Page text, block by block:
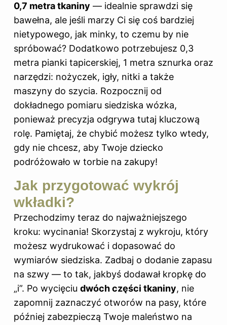
0,7 metra tkaniny — idealnie sprawdzi się
bawełna, ale jeśli marzy Ci się coś bardziej
nietypowego, jak minky, to czemu by nie
spróbować? Dodatkowo potrzebujesz 0,3
metra pianki tapicerskiej, 1 metra sznurka oraz
narzędzi: nożyczek, igły, nitki a także
maszyny do szycia. Rozpocznij od
dokładnego pomiaru siedziska wózka,
ponieważ precyzja odgrywa tutaj kluczową
rolę. Pamiętaj, że chybić możesz tylko wtedy,
gdy nie chcesz, aby Twoje dziecko
podróżowało w torbie na zakupy!
Jak przygotować wykrój
wkładki?
Przechodzimy teraz do najważniejszego
kroku: wycinania! Skorzystaj z wykroju, który
możesz wydrukować i dopasować do
wymiarów siedziska. Zadbaj o dodanie zapasu
na szwy — to tak, jakbyś dodawał kropkę do
„i”. Po wycięciu dwóch części tkaniny, nie
zapomnij zaznaczyć otworów na pasy, które
później zabezpieczą Twoje maleństwo na